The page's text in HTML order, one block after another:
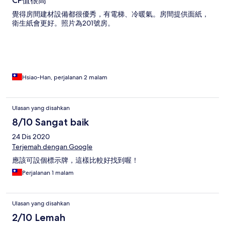
覺得房間建材設備都很優秀，有電梯、冷暖氣。房間提供面紙，
衛生紙會更好。照片為201號房。
Hsiao-Han, perjalanan 2 malam
Ulasan yang disahkan
8/10 Sangat baik
24 Dis 2020
Terjemah dengan Google
應該可設個標示牌，這樣比較好找到喔！
Perjalanan 1 malam
Ulasan yang disahkan
2/10 Lemah